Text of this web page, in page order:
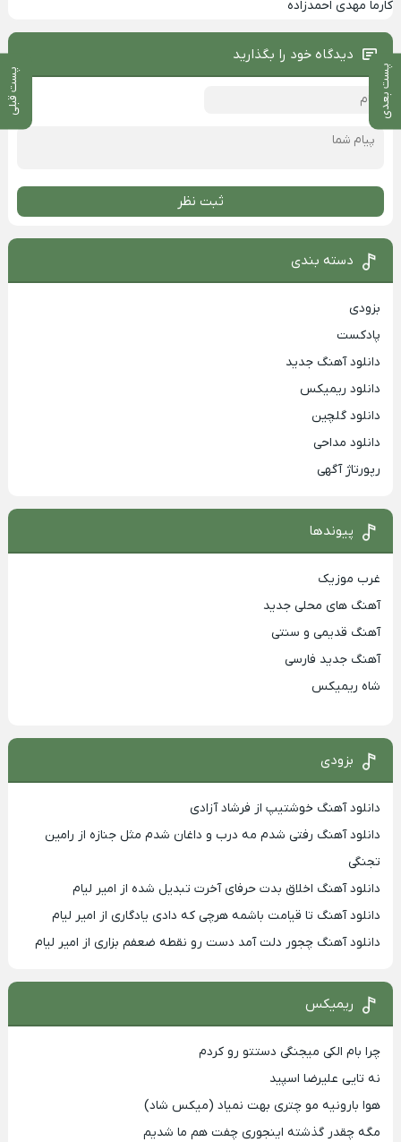
پست بعدی پست قبلی
کارما مهدی احمدزاده
دیدگاه خود را بگذارید
ثبت نظر
دسته بندی
بزودی
پادکست
دانلود آهنگ جدید
دانلود ریمیکس
دانلود گلچین
دانلود مداحی
رپورتاژ آگهی
پیوندها
غرب موزیک
آهنگ های محلی جدید
آهنگ قدیمی و سنتی
آهنگ جدید فارسی
شاه ریمیکس
بزودی
دانلود آهنگ خوشتیپ از فرشاد آزادی
دانلود آهنگ رفتی شدم مه درب و داغان شدم مثل جنازه از رامین
تجنگی
دانلود آهنگ اخلاق بدت حرفای آخرت تبدیل شده از امیر لیام
دانلود آهنگ تا قیامت باشمه هرچی که دادی یادگاری از امیر لیام
دانلود آهنگ چجور دلت آمد دست رو نقطه ضعفم بزاری از امیر لیام
ریمیکس
چرا بام الکی میجنگی دستتو رو کردم
نه تایی علیرضا اسپید
هوا بارونیه مو چتری بهت نمیاد (میکس شاد)
مگه چقدر گذشته اینجوری چفت هم ما شدیم